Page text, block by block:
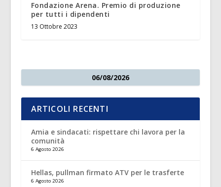
Fondazione Arena. Premio di produzione
per tutti i dipendenti
13 Ottobre 2023
06/08/2026
ARTICOLI RECENTI
Amia e sindacati: rispettare chi lavora per la
comunità
6 Agosto 2026
Hellas, pullman firmato ATV per le trasferte
6 Agosto 2026